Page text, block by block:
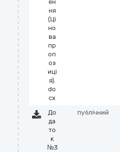
ен
ня
(Ці
но
ва
пр
оп
оз
иці
я).
do
cx
До
да
то
к
№3
публічний